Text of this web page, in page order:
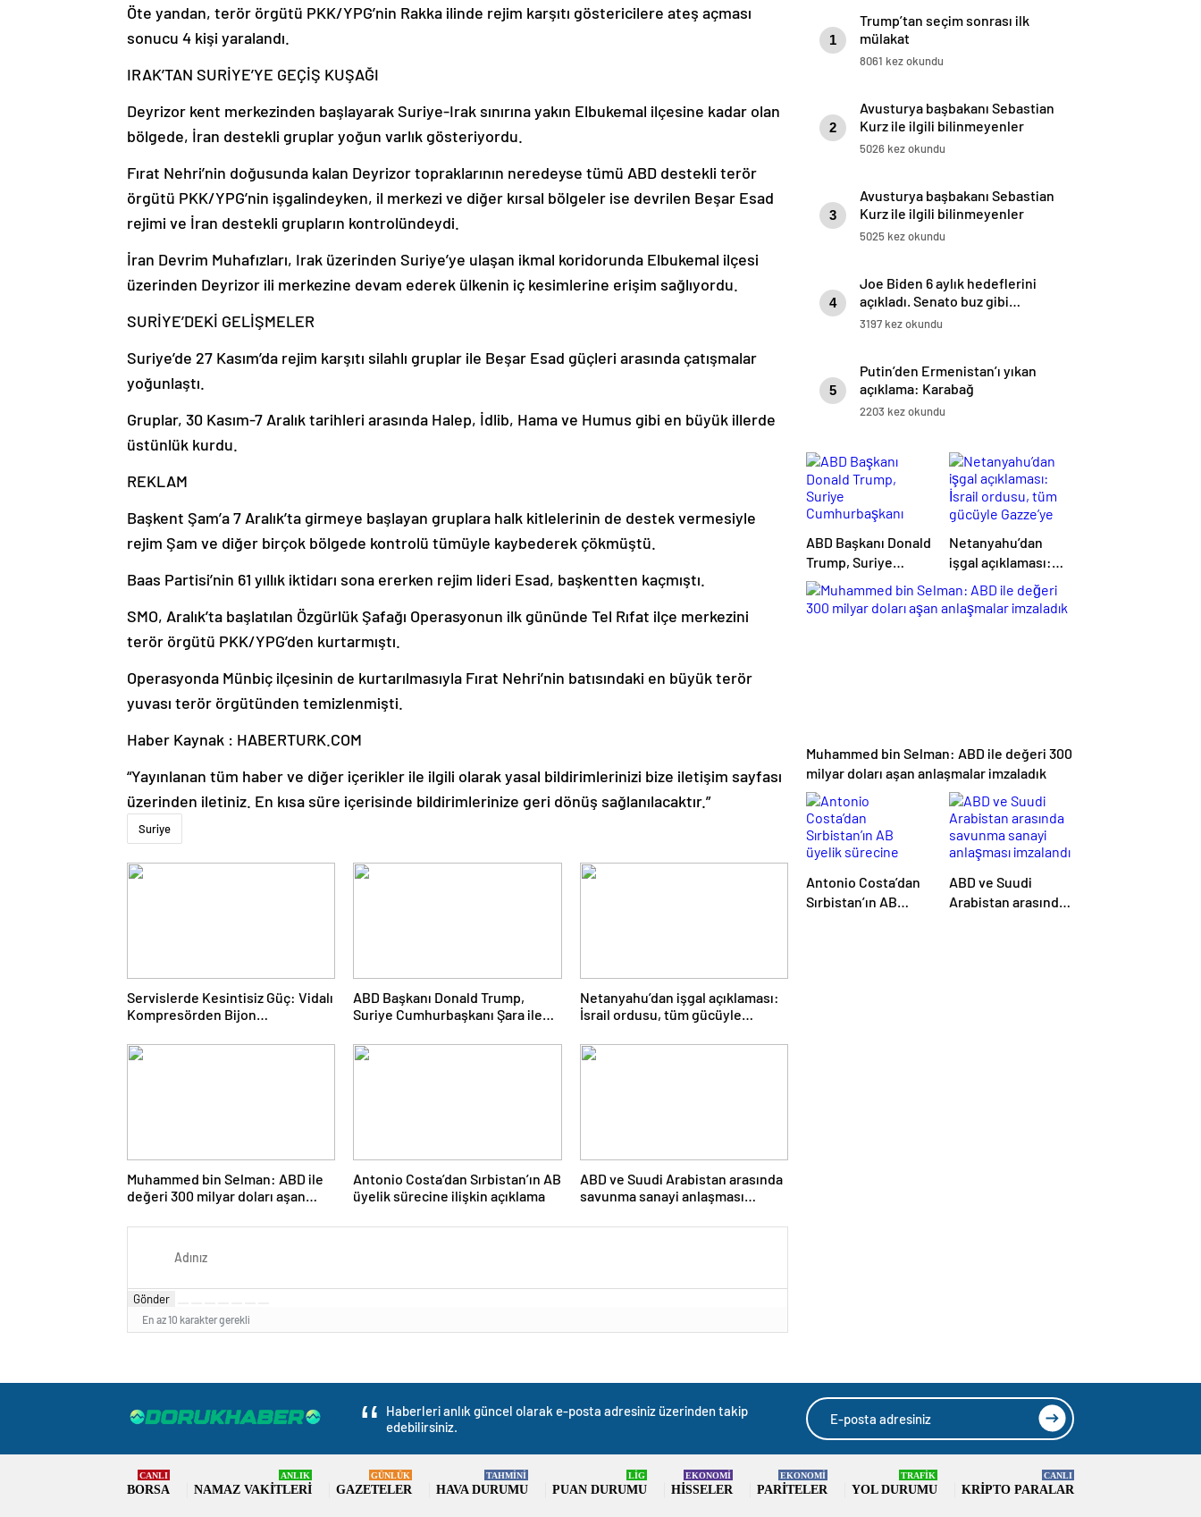
Öte yandan, terör örgütü PKK/YPG’nin Rakka ilinde rejim karşıtı göstericilere ateş açması
sonucu 4 kişi yaralandı.
IRAK’TAN SURİYE’YE GEÇİŞ KUŞAĞI
Deyrizor kent merkezinden başlayarak Suriye-Irak sınırına yakın Elbukemal ilçesine kadar olan
bölgede, İran destekli gruplar yoğun varlık gösteriyordu.
Fırat Nehri’nin doğusunda kalan Deyrizor topraklarının neredeyse tümü ABD destekli terör
örgütü PKK/YPG’nin işgalindeyken, il merkezi ve diğer kırsal bölgeler ise devrilen Beşar Esad
rejimi ve İran destekli grupların kontrolündeydi.
İran Devrim Muhafızları, Irak üzerinden Suriye’ye ulaşan ikmal koridorunda Elbukemal ilçesi
üzerinden Deyrizor ili merkezine devam ederek ülkenin iç kesimlerine erişim sağlıyordu.
SURİYE’DEKİ GELİŞMELER
Suriye’de 27 Kasım’da rejim karşıtı silahlı gruplar ile Beşar Esad güçleri arasında çatışmalar
yoğunlaştı.
Gruplar, 30 Kasım-7 Aralık tarihleri arasında Halep, İdlib, Hama ve Humus gibi en büyük illerde
üstünlük kurdu.
REKLAM
Başkent Şam’a 7 Aralık’ta girmeye başlayan gruplara halk kitlelerinin de destek vermesiyle
rejim Şam ve diğer birçok bölgede kontrolü tümüyle kaybederek çökmüştü.
Baas Partisi’nin 61 yıllık iktidarı sona ererken rejim lideri Esad, başkentten kaçmıştı.
SMO, Aralık’ta başlatılan Özgürlük Şafağı Operasyonun ilk gününde Tel Rıfat ilçe merkezini
terör örgütü PKK/YPG’den kurtarmıştı.
Operasyonda Münbiç ilçesinin de kurtarılmasıyla Fırat Nehri’nin batısındaki en büyük terör
yuvası terör örgütünden temizlenmişti.
Haber Kaynak : HABERTURK.COM
“Yayınlanan tüm haber ve diğer içerikler ile ilgili olarak yasal bildirimlerinizi bize iletişim sayfası
üzerinden iletiniz. En kısa süre içerisinde bildirimlerinize geri dönüş sağlanılacaktır.”
Suriye
Servislerde Kesintisiz Güç: Vidalı
Kompresörden Bijon
ABD Başkanı Donald Trump,
Suriye Cumhurbaşkanı Şara ile
Netanyahu’dan işgal açıklaması:
İsrail ordusu, tüm gücüyle
Muhammed bin Selman: ABD ile
değeri 300 milyar doları aşan
Antonio Costa’dan Sırbistan’ın AB
üyelik sürecine ilişkin açıklama
ABD ve Suudi Arabistan arasında
savunma sanayi anlaşması
Gönder
En az 10 karakter gerekli
1
Trump’tan seçim sonrası ilk
mülakat
8061 kez okundu
2
Avusturya başbakanı Sebastian
Kurz ile ilgili bilinmeyenler
5026 kez okundu
3
Avusturya başbakanı Sebastian
Kurz ile ilgili bilinmeyenler
5025 kez okundu
4
Joe Biden 6 aylık hedeflerini
açıkladı. Senato buz gibi…
3197 kez okundu
5
Putin’den Ermenistan’ı yıkan
açıklama: Karabağ
Azerbaycan’ın ayrılmaz bir
2203 kez okundu
ABD Başkanı Donald
Trump, Suriye
Cumhurbaşkanı
Şara ile görüşecek
Netanyahu’dan
işgal açıklaması:
İsrail ordusu, tüm
gücüyle Gazze’ye
girecek
Muhammed bin Selman: ABD ile değeri 300
milyar doları aşan anlaşmalar imzaladık
Antonio Costa’dan
Sırbistan’ın AB
ABD ve Suudi
Arabistan arasında
Haberleri anlık güncel olarak e-posta adresiniz üzerinden takip
edebilirsiniz.
BORSA
CANLI
NAMAZ VAKITLERI
ANLIK
GAZETELER
GÜNLÜK
HAVA DURUMU
TAHMİNİ
PUAN DURUMU
LİG
HISSELER
EKONOMİ
PARITELER
EKONOMİ
YOL DURUMU
TRAFİK
KRIPTO PARALAR
CANLI